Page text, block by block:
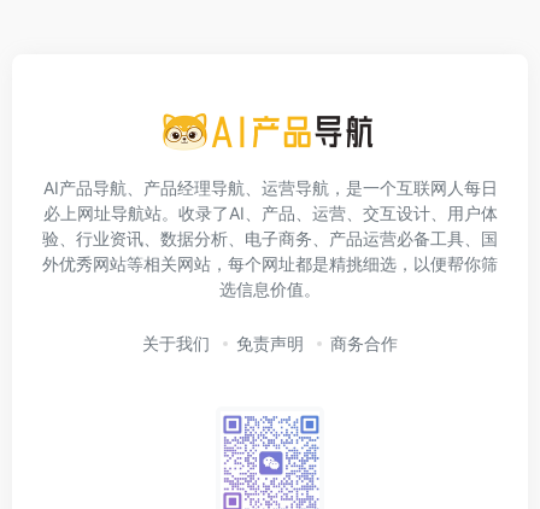
AI产品导航、产品经理导航、运营导航，是一个互联网人每日
必上网址导航站。收录了AI、产品、运营、交互设计、用户体
验、行业资讯、数据分析、电子商务、产品运营必备工具、国
外优秀网站等相关网站，每个网址都是精挑细选，以便帮你筛
选信息价值。
关于我们 免责声明 商务合作